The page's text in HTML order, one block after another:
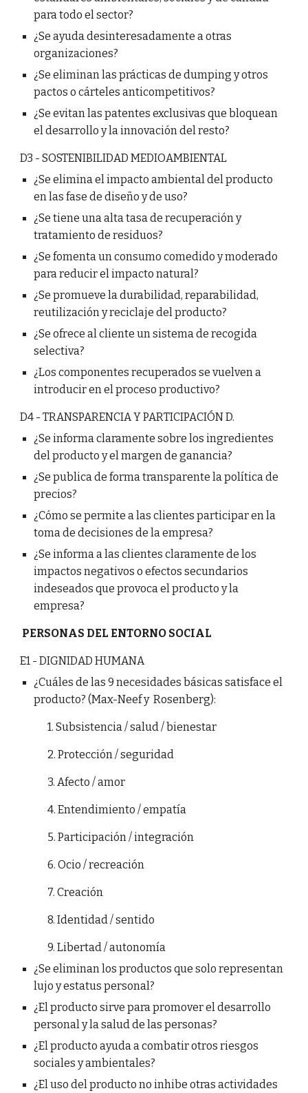
para todo el sector?
¿Se ayuda desinteresadamente a otras
organizaciones?
¿Se eliminan las prácticas de dumping y otros
pactos o cárteles anticompetitivos?
¿Se evitan las patentes exclusivas que bloquean
el desarrollo y la innovación del resto?
D3 - SOSTENIBILIDAD MEDIOAMBIENTAL
¿Se elimina el impacto ambiental del producto
en las fase de diseño y de uso?
¿Se tiene una alta tasa de recuperación y
tratamiento de residuos?
¿Se fomenta un consumo comedido y moderado
para reducir el impacto natural?
¿Se promueve la durabilidad, reparabilidad,
reutilización y reciclaje del producto?
¿Se ofrece al cliente un sistema de recogida
selectiva?
¿Los componentes recuperados se vuelven a
introducir en el proceso productivo?
D4 - TRANSPARENCIA Y PARTICIPACIÓN D.
¿Se informa claramente sobre los ingredientes
del producto y el margen de ganancia?
¿Se publica de forma transparente la política de
precios?
¿Cómo se permite a las clientes participar en la
toma de decisiones de la empresa?
¿Se informa a las clientes claramente de los
impactos negativos o efectos secundarios
indeseados que provoca el producto y la
empresa?
PERSONAS DEL ENTORNO SOCIAL
E1 - DIGNIDAD HUMANA
¿Cuáles de las 9 necesidades básicas satisface el
producto? (Max-Neef y Rosenberg):
1. Subsistencia / salud / bienestar
2. Protección / seguridad
3. Afecto / amor
4. Entendimiento / empatía
5. Participación / integración
6. Ocio / recreación
7. Creación
8. Identidad / sentido
9. Libertad / autonomía
¿Se eliminan los productos que solo representan
lujo y estatus personal?
¿El producto sirve para promover el desarrollo
personal y la salud de las personas?
¿El producto ayuda a combatir otros riesgos
sociales y ambientales?
¿El uso del producto no inhibe otras actividades